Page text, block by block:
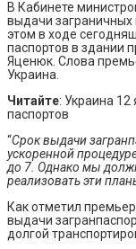
В Кабинете
выдачи заграничных
этом в ходе
паспортов в здании
Яценюк. Слова
Украина.
Читайте: Украина
паспортов
“Срок выдачи
ускоренной
до 7. Однако мы
реализовать эти
Как отметил
выдачи
долгой